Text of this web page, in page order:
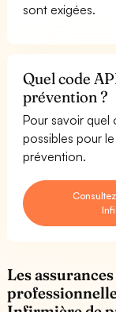
sont exigées.
Quel code
prévention ?
Pour savoir quel
possibles pour
prévention.
Les